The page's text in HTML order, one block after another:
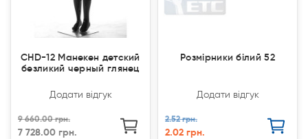
CHD-12 Манекен детский
безликий черный глянец
Додати відгук
9 660.00 грн.
7 728.00 грн.
Розмірники білий 52
Додати відгук
2.52 грн.
2.02 грн.